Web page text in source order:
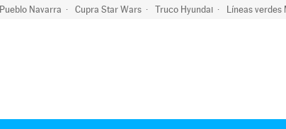
Pueblo Navarra Cupra Star Wars Truco Hyundai Líneas verdes